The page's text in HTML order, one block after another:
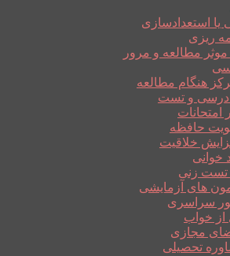
یا استعدادسازی
ریزی
مطالعه و مرور
هنگام مطالعه
و تست
حافظه
خلاقیت
خوانی
زنی
های آزمایشی
سراسری
از خواب
مجازی
تحصیلی